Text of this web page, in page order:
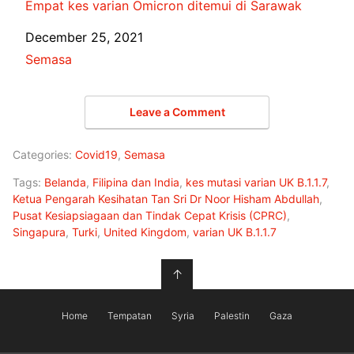
Empat kes varian Omicron ditemui di Sarawak
Date
December 25, 2021
In relation to
Semasa
Leave a Comment
Categories: Covid19, Semasa
Tags: Belanda, Filipina dan India, kes mutasi varian UK B.1.1.7,
Ketua Pengarah Kesihatan Tan Sri Dr Noor Hisham Abdullah,
Pusat Kesiapsiagaan dan Tindak Cepat Krisis (CPRC),
Singapura, Turki, United Kingdom, varian UK B.1.1.7
↑
Home Tempatan Syria Palestin Gaza